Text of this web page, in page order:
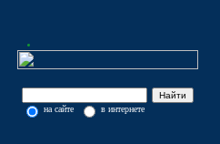
на сайте в интернете